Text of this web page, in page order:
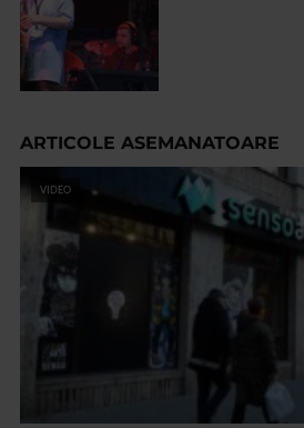
ARTICOLE ASEMANATOARE
VIDEO